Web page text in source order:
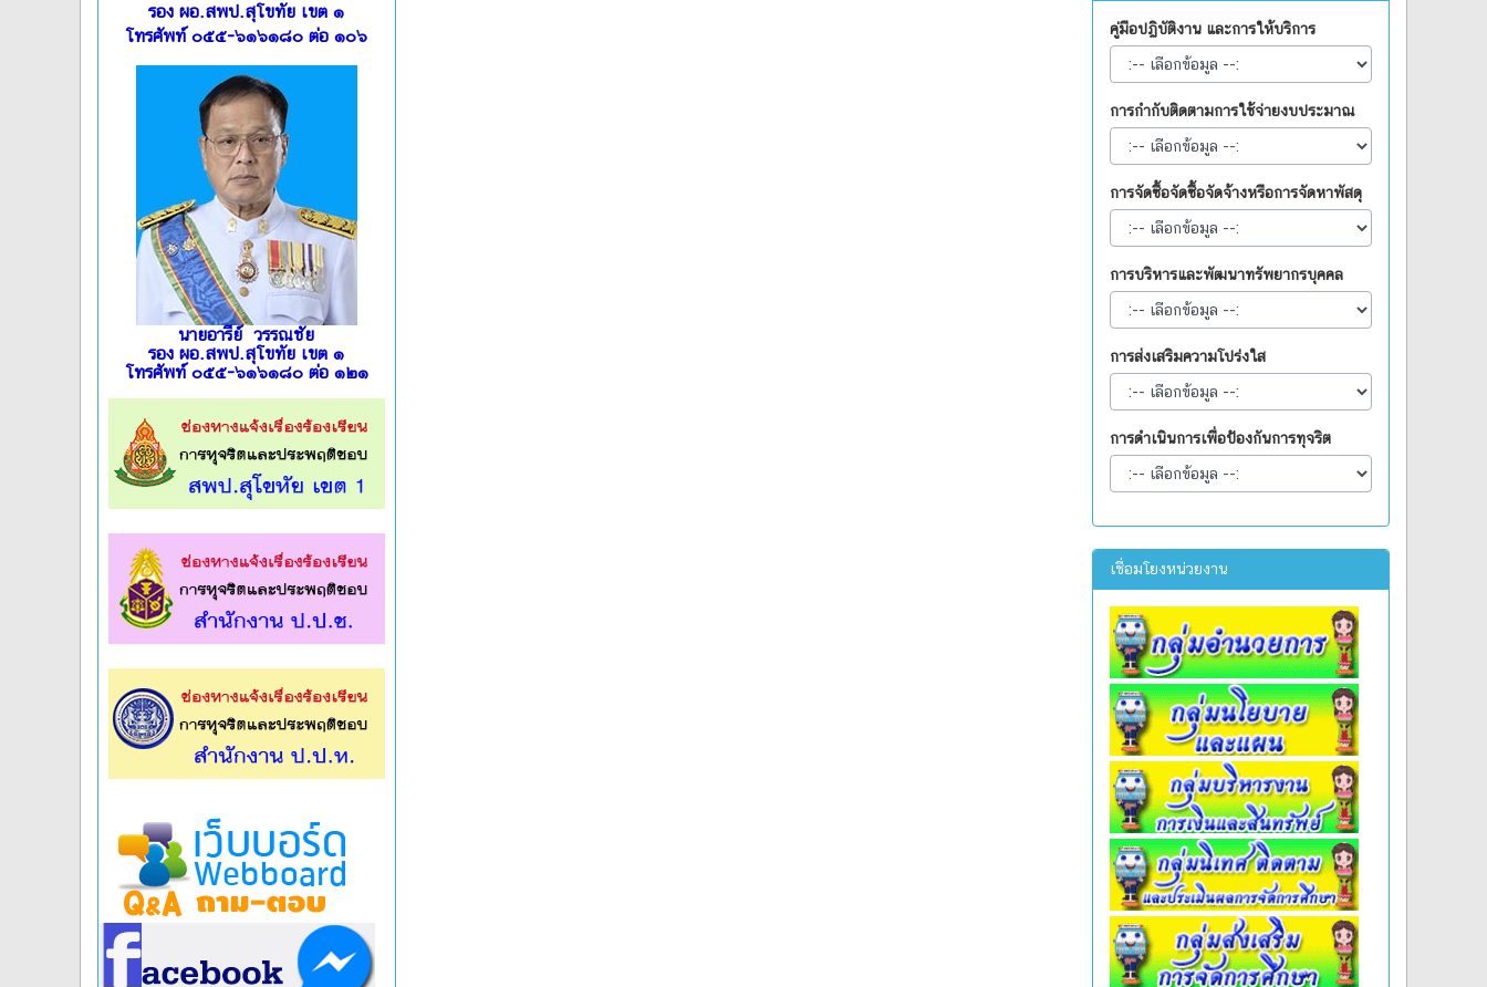
รอง ผอ.สพป.สุโขทัย เขต ๑
โทรศัพท์ ๐๕๕-๖๑๖๑๘๐ ต่อ ๑๐๖
นายอารีย์ วรรณชัย
รอง ผอ.สพป.สุโขทัย เขต ๑
โทรศัพท์ ๐๕๕-๖๑๖๑๘๐ ต่อ ๑๒๑
คู่มือปฏิบัติงาน และการให้บริการ
การกำกับติดตามการใช้จ่ายงบประมาณ
การจัดซื้อจัดซื้อจัดจ้างหรือการจัดหาพัสดุ
การบริหารและพัฒนาทรัพยากรบุคคล
การส่งเสริมความโปร่งใส
การดำเนินการเพื่อป้องกันการทุจริต
เชื่อมโยงหน่วยงาน